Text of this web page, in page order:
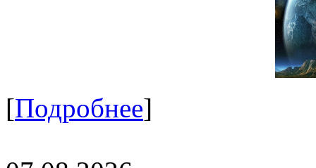
[Подробнее]